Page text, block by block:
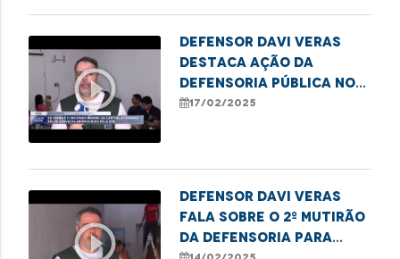
play_circle_outline
Defensor Davi Veras
destaca ação da
Defensoria Pública no
Mutirão de matrícula
17/02/2025
play_circle_outline
Defensor Davi Veras
fala sobre o 2º mutirão
da Defensoria para